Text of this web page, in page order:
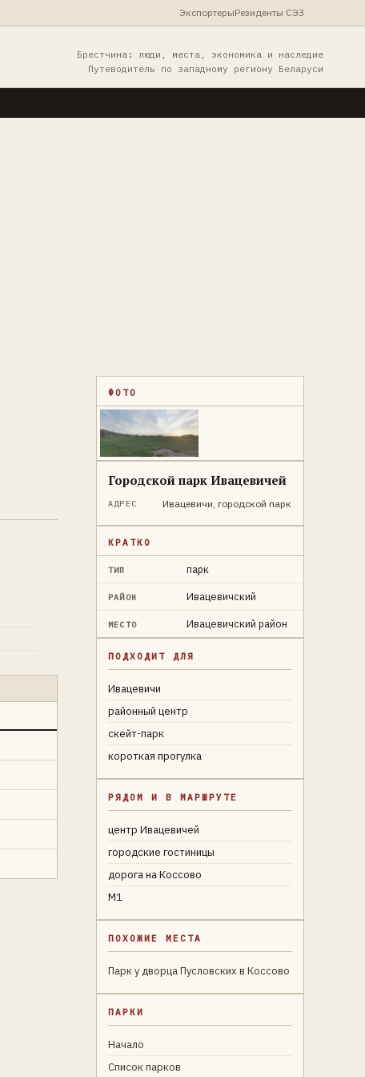
ЭкспортерыРезиденты СЭЗ
Брестчина: люди, места, экономика и наследие
Путеводитель по западному региону Беларуси
ФОТО
Городской парк Ивацевичей
АДРЕС Ивацевичи, городской парк
КРАТКО
ТИП парк
РАЙОН Ивацевичский
МЕСТО Ивацевичский район
ПОДХОДИТ ДЛЯ
Ивацевичи
районный центр
скейт-парк
короткая прогулка
РЯДОМ И В МАРШРУТЕ
центр Ивацевичей
городские гостиницы
дорога на Коссово
М1
ПОХОЖИЕ МЕСТА
Парк у дворца Пусловских в Коссово
ПАРКИ
Начало
Список парков